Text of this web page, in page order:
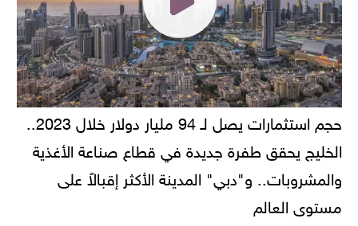
حجم استثمارات يصل لـ 94 مليار دولار خلال 2023..
الخليج يحقق طفرة جديدة في قطاع صناعة الأغذية
والمشروبات.. و"دبي" المدينة الأكثر إقبالاً على
مستوى العالم